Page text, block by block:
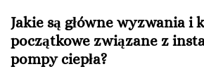
Jakie są główne wyzwania i
początkowe związane z
pompy ciepła?